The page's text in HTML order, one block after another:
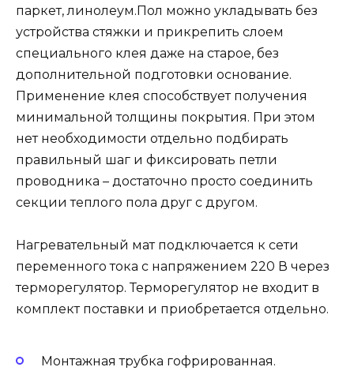
паркет, линолеум.Пол можно укладывать без
устройства стяжки и прикрепить слоем
специального клея даже на старое, без
дополнительной подготовки основание.
Применение клея способствует получения
минимальной толщины покрытия. При этом
нет необходимости отдельно подбирать
правильный шаг и фиксировать петли
проводника – достаточно просто соединить
секции теплого пола друг с другом.
Нагревательный мат подключается к сети
переменного тока с напряжением 220 В через
терморегулятор. Терморегулятор не входит в
комплект поставки и приобретается отдельно.
Монтажная трубка гофрированная.